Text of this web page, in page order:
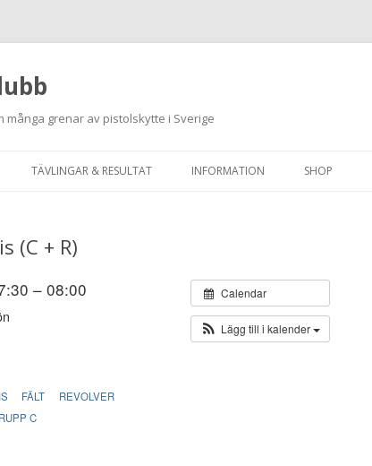
många grenar av pistolskytte i Sverige
till
TÄVLINGAR & RESULTAT
SKJUTPROGRAM 2026
INFORMATION
RUTINER FÖR SKJUTLEDARE
FÄLTSKYTTE
SHOP
(C + R)
Calendar
Lägg till i kalender
– 08:00
FÄLT
REVOLVER
C